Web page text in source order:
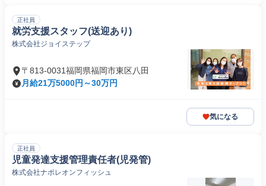
正社員
就労支援スタッフ(送迎あり)
株式会社ジョイステップ
〒813-0031福岡県福岡市東区八田
月給21万5000円～30万円
気になる
正社員
児童発達支援管理責任者(児発管)
株式会社ナポレオンフィッシュ